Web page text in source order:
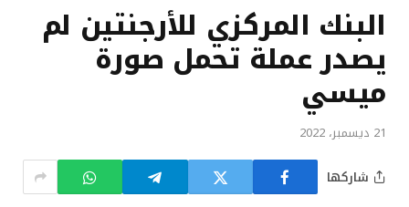
البنك المركزي للأرجنتين لم
يصدر عملة تحمل صورة
ميسي
21 ديسمبر، 2022
شاركها